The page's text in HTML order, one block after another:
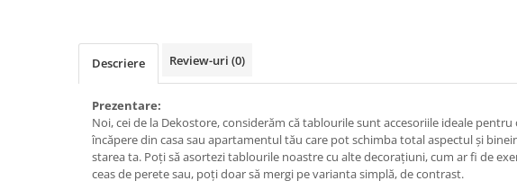
Tricouri familie
Tricouri tatici
Tricouri drumetii
Tricouri pescari
Tricouri gameri
Descriere Review-uri (0)
Prezentare:
Noi, cei de la Dekostore, considerăm că tablourile sunt accesoriile ideale pentru
încăpere din casa sau apartamentul tău care pot schimba total aspectul și
starea ta. Poți să asortezi tablourile noastre cu alte decorațiuni, cum ar fi de
ceas de perete sau, poți doar să mergi pe varianta simplă, de contrast.